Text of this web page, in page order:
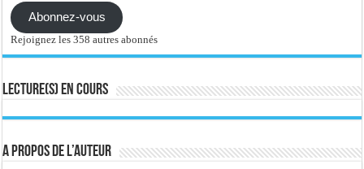
Abonnez-vous
Rejoignez les 358 autres abonnés
Lecture(s) en cours
A propos de l’auteur